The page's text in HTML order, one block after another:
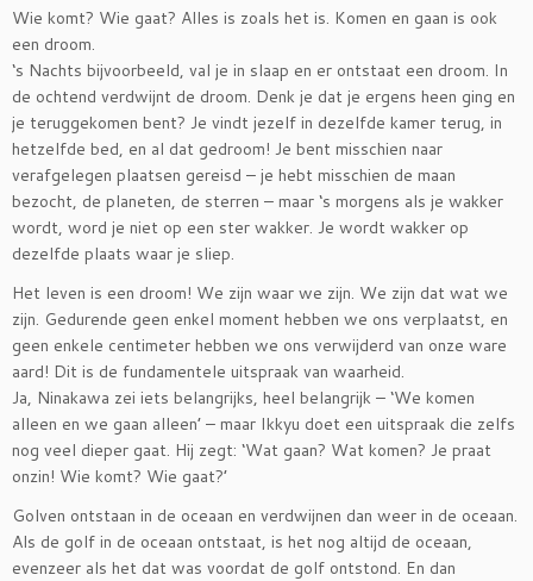
Wie komt? Wie gaat? Alles is zoals het is. Komen en gaan is ook
een droom.
‘s Nachts bijvoorbeeld, val je in slaap en er ontstaat een droom. In
de ochtend verdwijnt de droom. Denk je dat je ergens heen ging en
je teruggekomen bent? Je vindt jezelf in dezelfde kamer terug, in
hetzelfde bed, en al dat gedroom! Je bent misschien naar
verafgelegen plaatsen gereisd – je hebt misschien de maan
bezocht, de planeten, de sterren – maar ‘s morgens als je wakker
wordt, word je niet op een ster wakker. Je wordt wakker op
dezelfde plaats waar je sliep.
Het leven is een droom! We zijn waar we zijn. We zijn dat wat we
zijn. Gedurende geen enkel moment hebben we ons verplaatst, en
geen enkele centimeter hebben we ons verwijderd van onze ware
aard! Dit is de fundamentele uitspraak van waarheid.
Ja, Ninakawa zei iets belangrijks, heel belangrijk – ‘We komen
alleen en we gaan alleen’ – maar Ikkyu doet een uitspraak die zelfs
nog veel dieper gaat. Hij zegt: ‘Wat gaan? Wat komen? Je praat
onzin! Wie komt? Wie gaat?’
Golven ontstaan in de oceaan en verdwijnen dan weer in de oceaan.
Als de golf in de oceaan ontstaat, is het nog altijd de oceaan,
evenzeer als het dat was voordat de golf ontstond. En dan